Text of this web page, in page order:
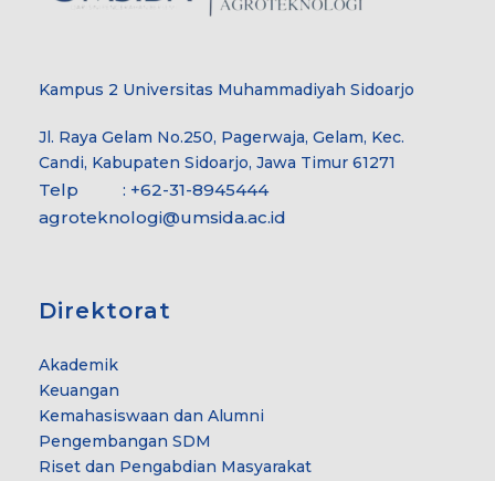
Kampus 2 Universitas Muhammadiyah Sidoarjo
Jl. Raya Gelam No.250, Pagerwaja, Gelam, Kec.
Candi, Kabupaten Sidoarjo, Jawa Timur 61271
Telp : +62-31-8945444
agroteknologi@umsida.ac.id
Direktorat
Akademik
Keuangan
Kemahasiswaan dan Alumni
Pengembangan SDM
Riset dan Pengabdian Masyarakat